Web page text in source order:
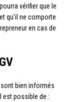
vérifier que le
qu’il ne comporte
en cas de
sont bien informés
est possible de :